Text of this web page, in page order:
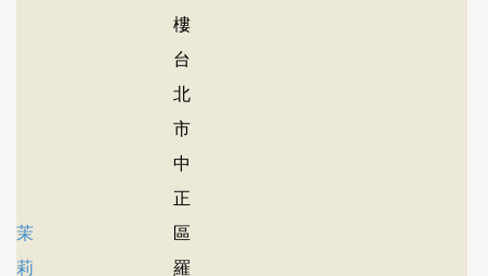
樓
茉
莉
台
北
市
中
正
區
羅